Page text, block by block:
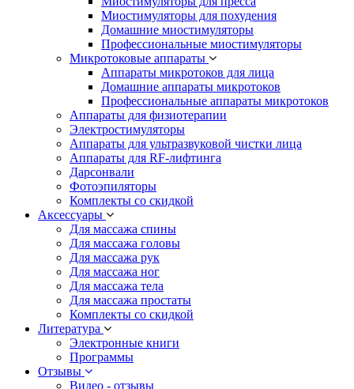
Миостимуляторы для похудения
Домашние миостимуляторы
Профессиональные миостимуляторы
Микротоковые аппараты
Аппараты микротоков для лица
Домашние аппараты микротоков
Профессиональные аппараты микротоков
Аппараты для физиотерапии
Электростимуляторы
Аппараты для ультразвуковой чистки лица
Аппараты для RF-лифтинга
Дарсонвали
Фотоэпиляторы
Комплекты со скидкой
Аксессуары
Для массажа спины
Для массажа головы
Для массажа рук
Для массажа ног
Для массажа тела
Для массажа простаты
Комплекты со скидкой
Литература
Электронные книги
Программы
Отзывы
Видео - отзывы